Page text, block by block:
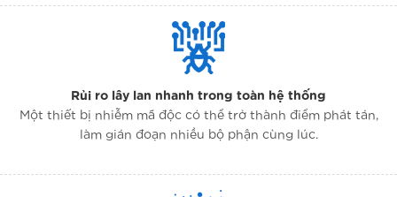
Rủi ro lây lan nhanh trong toàn hệ thống
Một thiết bị nhiễm mã độc có thể trở thành điểm phát tán,
làm gián đoạn nhiều bộ phận cùng lúc.